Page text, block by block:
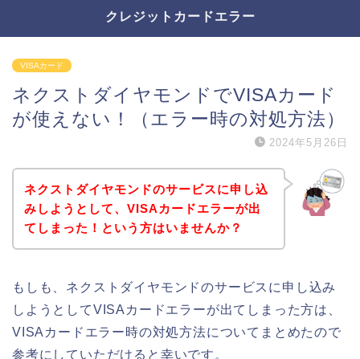
クレジットカードエラー
VISAカード
ネクストダイヤモンドでVISAカード
が使えない！（エラー時の対処方法）
2024年5月26日
ネクストダイヤモンドのサービスに申し込
みしようとして、VISAカードエラーが出
てしまった！という方はいませんか？
もしも、ネクストダイヤモンドのサービスに申し込み
しようとしてVISAカードエラーが出てしまった方は、
VISAカードエラー時の対処方法についてまとめたので
参考にしていただけると幸いです。